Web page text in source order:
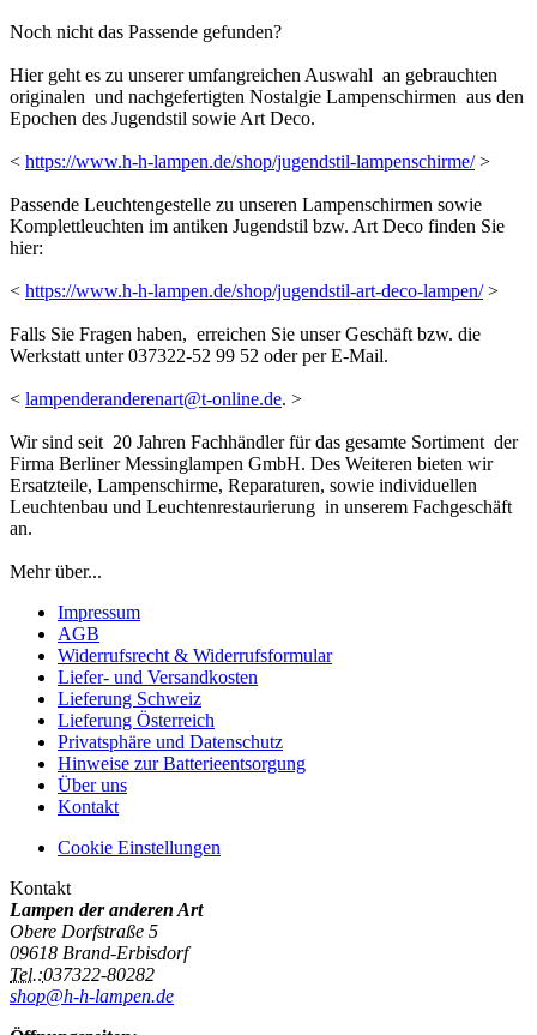
Noch nicht das Passende gefunden?
Hier geht es zu unserer umfangreichen Auswahl an gebrauchten
originalen und nachgefertigten Nostalgie Lampenschirmen aus den
Epochen des Jugendstil sowie Art Deco.
< https://www.h-h-lampen.de/shop/jugendstil-lampenschirme/>
Passende Leuchtengestelle zu unseren Lampenschirmen sowie
Komplettleuchten im antiken Jugendstil bzw. Art Deco finden Sie
hier:
< https://www.h-h-lampen.de/shop/jugendstil-art-deco-lampen/>
Falls Sie Fragen haben, erreichen Sie unser Geschäft bzw. die
Werkstatt unter 037322-52 99 52 oder per E-Mail.
< lampenderanderenart@t-online.de. >
Wir sind seit 20 Jahren Fachhändler für das gesamte Sortiment der
Firma Berliner Messinglampen GmbH. Des Weiteren bieten wir
Ersatzteile, Lampenschirme, Reparaturen, sowie individuellen
Leuchtenbau und Leuchtenrestaurierung in unserem Fachgeschäft
an.
Mehr über...
Impressum
AGB
Widerrufsrecht & Widerrufsformular
Liefer- und Versandkosten
Lieferung Schweiz
Lieferung Österreich
Privatsphäre und Datenschutz
Hinweise zur Batterieentsorgung
Über uns
Kontakt
Cookie Einstellungen
Kontakt
Lampen der anderen Art
Obere Dorfstraße 5
09618 Brand-Erbisdorf
Tel.:037322-80282
shop@h-h-lampen.de